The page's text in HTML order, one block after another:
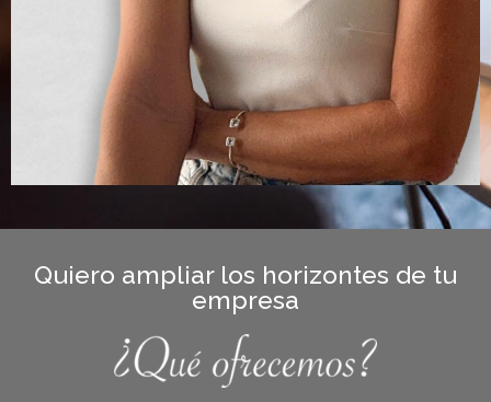
Quiero ampliar los horizontes de tu
empresa